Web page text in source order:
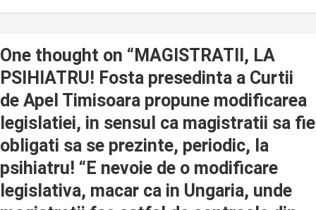
One thought on “ MAGISTRATII, LA
PSIHIATRU! Fosta presedinta a Curtii
de Apel Timisoara propune modificarea
legislatiei, in sensul ca magistratii sa fie
obligati sa se prezinte, periodic, la
psihiatru! “E nevoie de o modificare
legislativa, macar ca in Ungaria, unde